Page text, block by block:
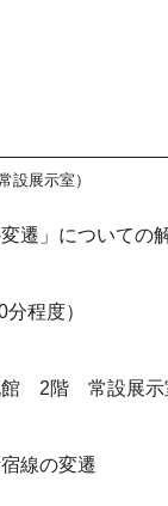
設展示室）
遷」についての
程度）
館 2階 常設展示
線の変遷